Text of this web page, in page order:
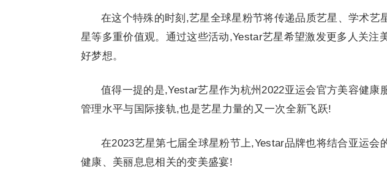
在这个特殊的时刻,艺星全球星粉节将传递品质艺星、学术艺
星等多重价值观。通过这些活动,Yestar艺星希望激发更多人关注
好梦想。
值得一提的是,Yestar艺星作为杭州2022亚运会官方美容健康
管理水平与国际接轨,也是艺星力量的又一次全新飞跃!
在2023艺星第七届全球星粉节上,Yestar品牌也将结合亚运会
健康、美丽息息相关的变美盛宴!